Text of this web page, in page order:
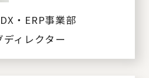
・ERP事業部
ィレクター